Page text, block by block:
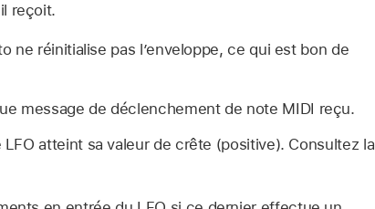
reçoit.
ne réinitialise pas l’enveloppe, ce qui est bon de
message de déclenchement de note MIDI reçu.
atteint sa valeur de crête (positive). Consultez la